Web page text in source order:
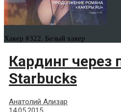
Хакер #322. Белый хакер
Кардинг через
Starbucks
Анатолий Ализар